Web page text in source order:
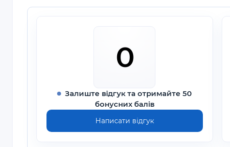
0
Залиште відгук та отримайте 50
бонусних балів
Написати відгук